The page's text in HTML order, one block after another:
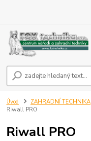
Úvod ZAHRADNÍ TECHNIKA
Riwall PRO
Riwall PRO